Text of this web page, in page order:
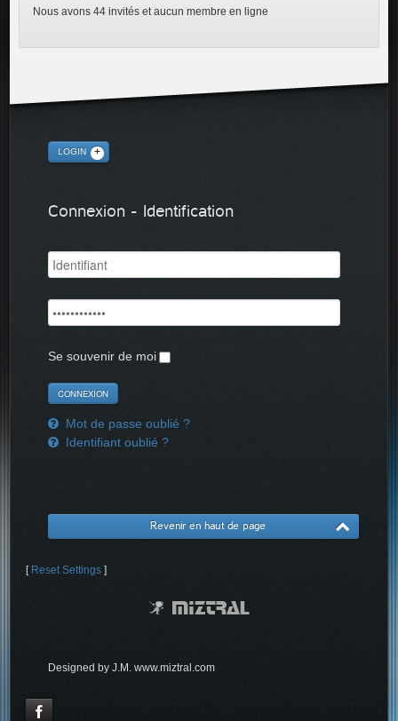
Nous avons 44 invités et aucun membre en ligne
LOGIN
Connexion - Identification
Se souvenir de moi
Mot de passe oublié ?
Identifiant oublié ?
Revenir en haut de page
[ Reset Settings ]
Designed by J.M. www.miztral.com